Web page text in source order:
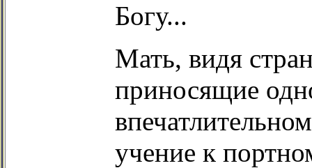
Богу...
Мать, видя
приносящие
учение к